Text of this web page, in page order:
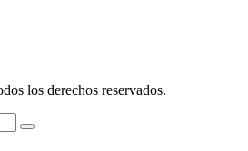
los derechos reservados.